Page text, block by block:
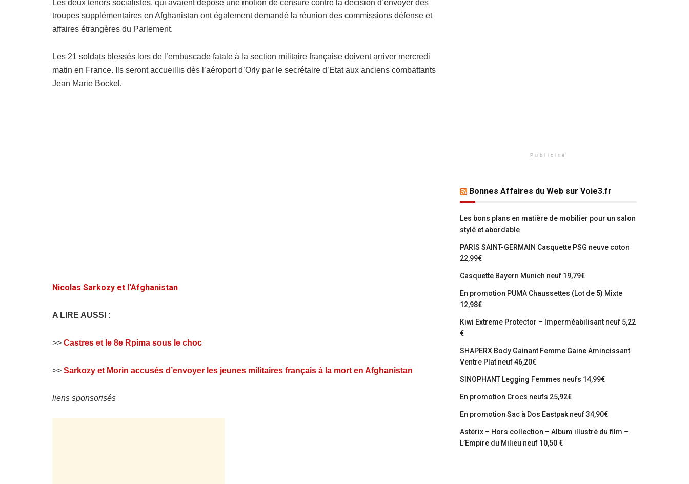
Les deux ténors socialistes, qui avaient déposé une motion de censure contre la décision d’envoyer des
troupes supplémentaires en Afghanistan ont également demandé la réunion des commissions défense et
affaires étrangères du Parlement.
Les 21 soldats blessés lors de l’embuscade fatale à la section militaire française doivent arriver mercredi
matin en France. Ils seront accueillis dès l’aéroport d’Orly par le secrétaire d’Etat aux anciens combattants
Jean Marie Bockel.
Nicolas Sarkozy et l'Afghanistan
A LIRE AUSSI :
>> Castres et le 8e Rpima sous le choc
>> Sarkozy et Morin accusés d’envoyer les jeunes militaires français à la mort en Afghanistan
liens sponsorisés
Publicité
Bonnes Affaires du Web sur Voie3.fr
Les bons plans en matière de mobilier pour un salon
stylé et abordable
PARIS SAINT-GERMAIN Casquette PSG neuve coton
22,99€
Casquette Bayern Munich neuf 19,79€
En promotion PUMA Chaussettes (Lot de 5) Mixte
12,98€
Kiwi Extreme Protector – Imperméabilisant neuf 5,22
€
SHAPERX Body Gainant Femme Gaine Amincissant
Ventre Plat neuf 46,20€
SINOPHANT Legging Femmes neufs 14,99€
En promotion Crocs neufs 25,92€
En promotion Sac à Dos Eastpak neuf 34,90€
Astérix – Hors collection – Album illustré du film –
L’Empire du Milieu neuf 10,50 €